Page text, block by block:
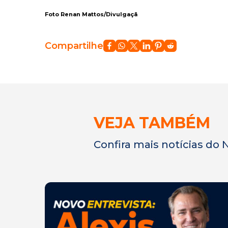
Foto Renan Mattos/Divulgaçã
Compartilhe
VEJA TAMBÉM
Confira mais notícias do